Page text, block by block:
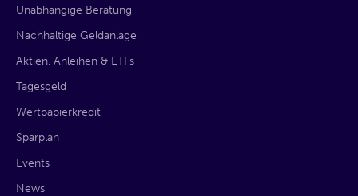
Unabhängige Beratung
Nachhaltige Geldanlage
Aktien, Anleihen & ETFs
Tagesgeld
Wertpapierkredit
Sparplan
Events
News